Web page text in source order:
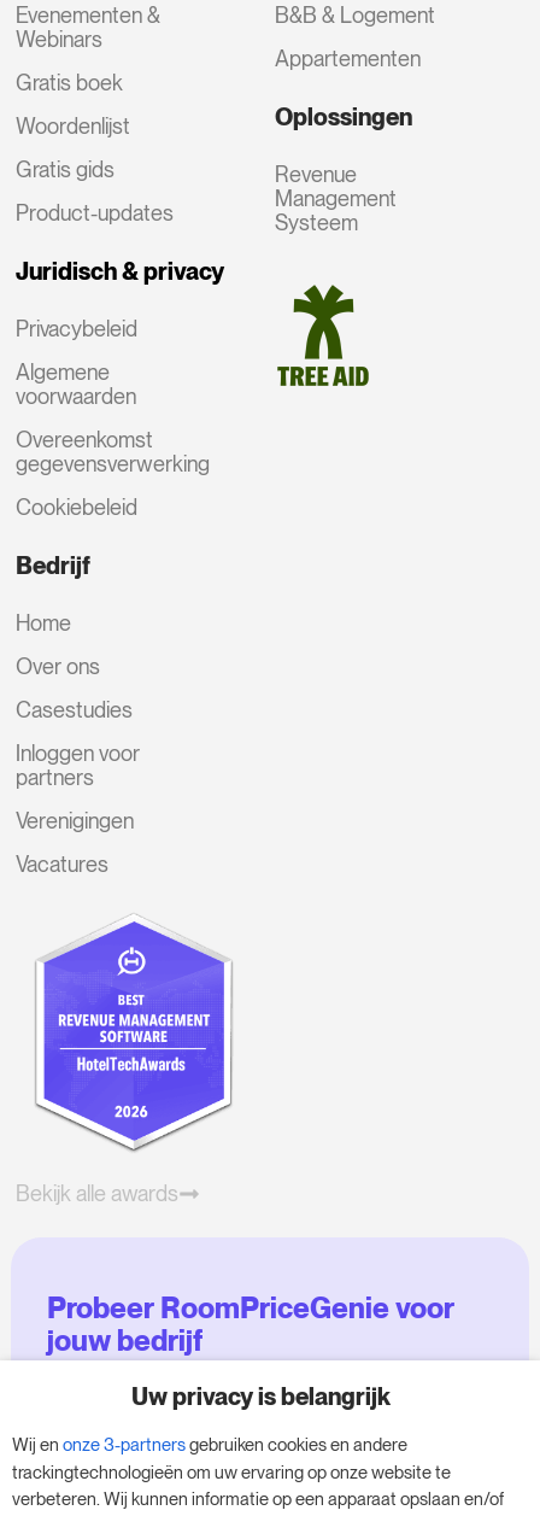
Evenementen &
Webinars
Gratis boek
Woordenlijst
Gratis gids
Product-updates
Juridisch & privacy
Privacybeleid
Algemene
voorwaarden
Overeenkomst
gegevensverwerking
Cookiebeleid
B&B & Logement
Appartementen
Oplossingen
Revenue
Management
Systeem
Bedrijf
Home
Over ons
Casestudies
Inloggen voor
partners
Verenigingen
Vacatures
Bekijk alle awards
Probeer RoomPriceGenie voor
jouw bedrijf
Maak gebruik van onze 14-daagse proefversie
en geef je bedrijf een boost - zonder
verplichtingen.
Uw privacy is belangrijk
Wij en onze 3-partnersgebruiken cookies en andere
trackingtechnologieën om uw ervaring op onze website te
verbeteren. Wij kunnen informatie op een apparaat opslaan en/of